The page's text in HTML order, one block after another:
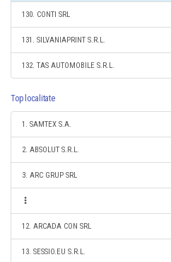
130. CONTI SRL
131. SILVANIAPRINT S.R.L.
132. TAS AUTOMOBILE S.R.L.
Top localitate
1. SAMTEX S.A.
2. ABSOLUT S.R.L.
3. ARC GRUP SRL
12. ARCADA CON SRL
13. SESSIO.EU S.R.L.